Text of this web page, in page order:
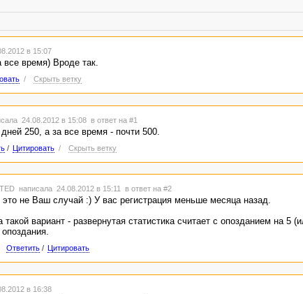
в 15:07
все время) Вроде так.
/ Скрыть ветку
24.08.2012 в 15:08 в ответ на #1
250, а за все время - почти 500.
/ Цитировать / Скрыть ветку
написала 24.08.2012 в 15:11 в ответ на #2
это не Ваш случай :) У вас регистрация меньше месяца назад.
такой вариант - развернутая статистика считает с опозданием на
опоздания.
Ответить/ Цитировать
в 16:38